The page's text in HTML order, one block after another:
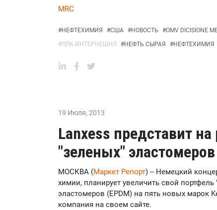
MRC
#НЕФТЕХИМИЯ #США #НОВОСТЬ #OMV DICISIONE
#ЛЛК-ИНТЕРНЕШНЛ #НЕФТЬ СЫРАЯ #НЕФТЕХИМИЯ
19 Июля, 2013
Lanxess представит
"зеленых"
МОСКВА (Маркет Репорт) -- Немецкий
химии, планирует увеличить свой
эластомеров (EPDM) на пять новых марок
компания на своем сайте.